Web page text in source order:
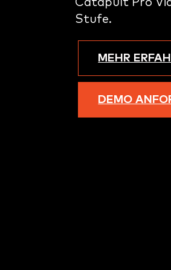
Catapult Pro
Stufe.
MEHR
DEMO